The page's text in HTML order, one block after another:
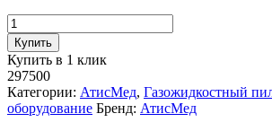
Количество
товара
Газожидкостный
пилинг
AtisMed
Pro
5
Купить
Купить в 1 клик
297500
Категории: АтисМед, Газожидкостный
оборудование Бренд: АтисМед